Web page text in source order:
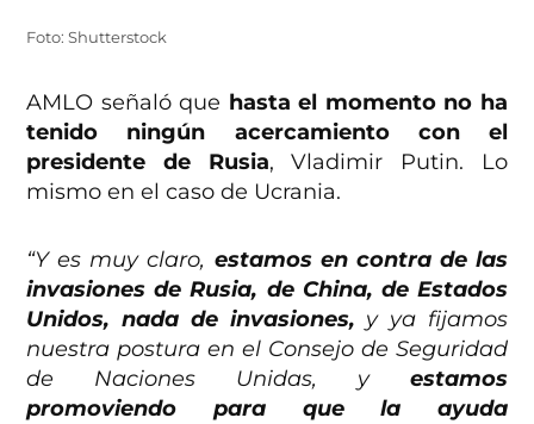
Foto: Shutterstock
AMLO señaló que hasta el momento no ha
tenido ningún acercamiento con el
presidente de Rusia, Vladimir Putin. Lo
mismo en el caso de Ucrania.
“Y es muy claro, estamos en contra de las
invasiones de Rusia, de China, de Estados
Unidos, nada de invasiones, y ya fijamos
nuestra postura en el Consejo de Seguridad
de Naciones Unidas, y estamos
promoviendo para que la ayuda